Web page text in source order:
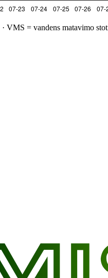
· VMS = vandens matavimo